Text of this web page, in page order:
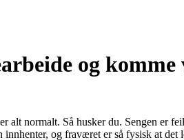
og komme
alt normalt. Så husker du. Sengen er
og fraværet er så fysisk at